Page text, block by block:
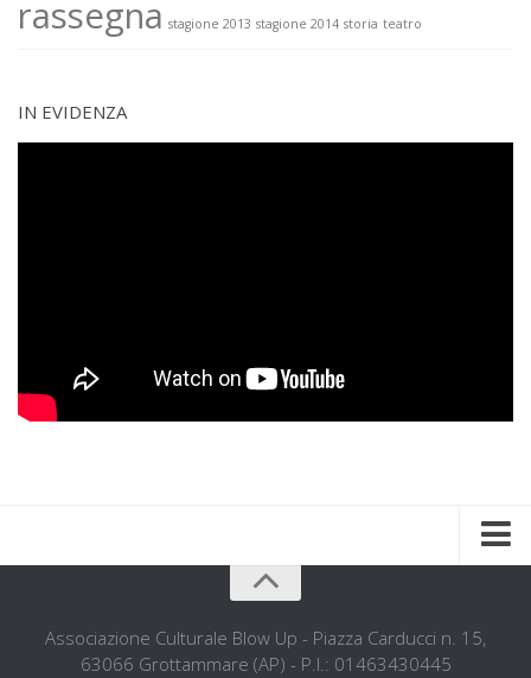
rassegna stagione 2013 stagione 2014 storia teatro
IN EVIDENZA
Chi siamo
Associazione Culturale Blow Up - Piazza Carducci n. 15,
63066 Grottammare (AP) - P.I.: 01463430445